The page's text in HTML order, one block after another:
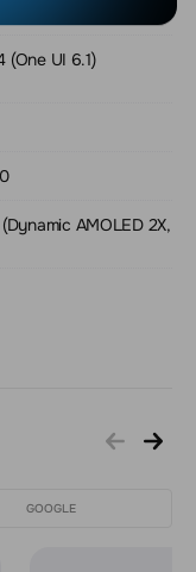
(One UI 6.1)
AMOLED 2X,
GOOGLE